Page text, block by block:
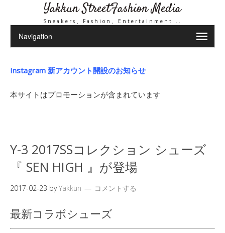
Yakkun StreetFashion Media
Sneakers、Fashion、Entertainment ..
Instagram 新アカウント開設のお知らせ
本サイトはプロモーションが含まれています
Y-3 2017SSコレクション シューズ
『 SEN HIGH 』が登場
2017-02-23 byYakkun コメントする
最新コラボシューズ